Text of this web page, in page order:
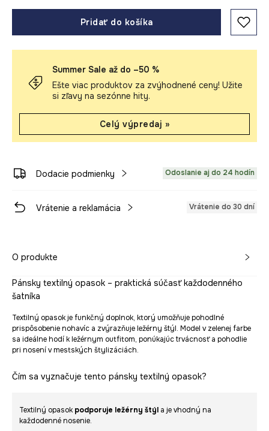
Pridať do košíka
Summer Sale až do –50 %
Ešte viac produktov za zvýhodnené ceny! Užite
si zľavy na sezónne hity.
Celý výpredaj »
Dodacie podmienky Odoslanie aj do 24 hodín
Vrátenie a reklamácia Vrátenie do 30 dní
O produkte
Pánsky textilný opasok – praktická súčasť každodenného
šatníka
Textilný opasok je funkčný doplnok, ktorý umožňuje pohodlné
prispôsobenie nohavíc a zvýrazňuje ležérny štýl. Model v zelenej farbe
sa ideálne hodí k ležérnym outfitom, ponúkajúc trvácnosť a pohodlie
pri nosení v mestských štylizáciách.
Čím sa vyznačuje tento pánsky textilný opasok?
Textilný opasok podporuje ležérny štýl a je vhodný na
každodenné nosenie.